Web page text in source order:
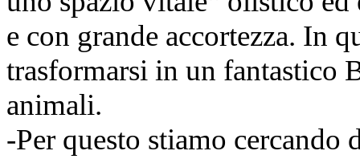
e con grande accortezza. In
trasformarsi in un fantastico
animali.
-Per questo stiamo